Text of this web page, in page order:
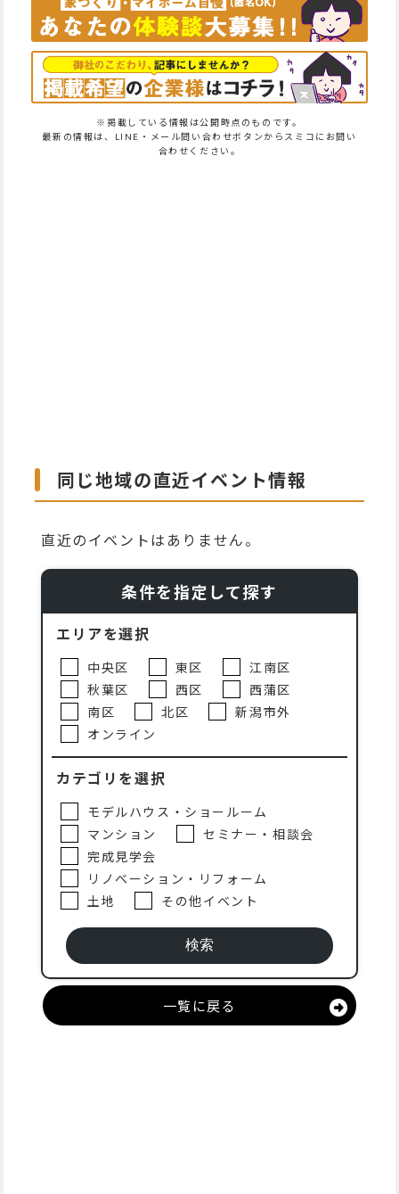
※掲載している情報は公開時点のものです。
最新の情報は、LINE・メール問い合わせボタンからスミコにお問い
合わせください。
同じ地域の直近イベント情報
直近のイベントはありません。
条件を指定して探す
エリアを選択
中央区 東区
江南区
秋葉区
西区
西蒲区
南区
北区
新潟市外
オンライン
カテゴリを選択
モデルハウス・ショールーム
マンション
セミナー・相談会
完成見学会
リノベーション・リフォーム
土地
その他イベント
一覧に戻る